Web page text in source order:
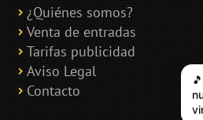
¿Quiénes somos?
Venta de entradas
Tarifas publicidad
Aviso Legal
Contacto